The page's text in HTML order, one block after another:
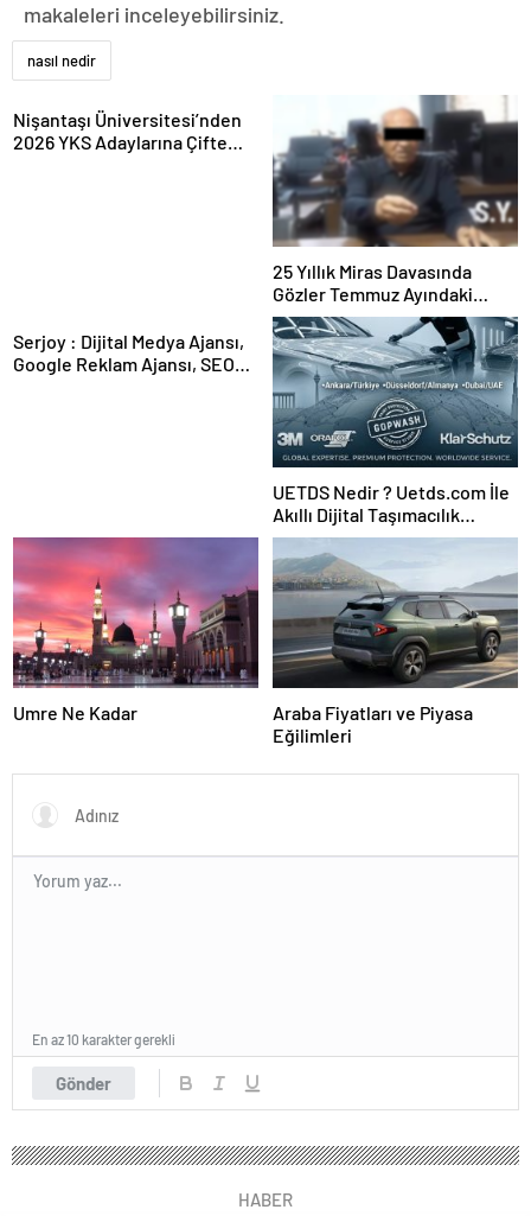
makaleleri inceleyebilirsiniz.
nasıl nedir
Nişantaşı Üniversitesi’nden
2026 YKS Adaylarına Çifte
25 Yıllık Miras Davasında
Gözler Temmuz Ayındaki
Karar Duruşmasına Çevrildi
Serjoy : Dijital Medya Ajansı,
Google Reklam Ajansı, SEO
UETDS Nedir ? Uetds.com İle
Akıllı Dijital Taşımacılık
Yazılımı
Umre Ne Kadar
Araba Fiyatları ve Piyasa
Eğilimleri
Gönder
En az 10 karakter gerekli
HABER